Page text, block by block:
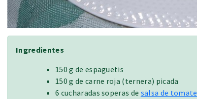
Ingredientes
150 g de espaguetis
150 g de carne roja (ternera) picada
6 cucharadas soperas de salsa de tomate